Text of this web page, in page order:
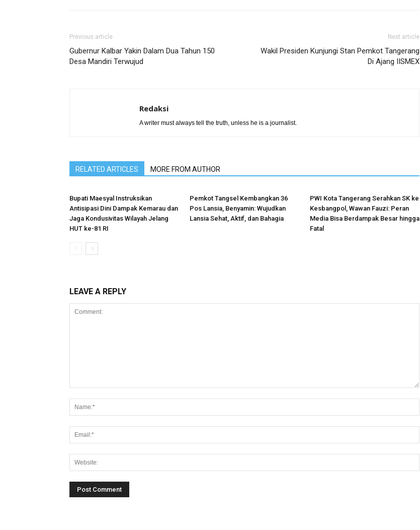
Previous article
Gubernur Kalbar Yakin Dalam Dua Tahun 150
Desa Mandiri Terwujud
Next article
Wakil Presiden Kunjungi Stan Pemkot Tangerang
Di Ajang IISMEX
Redaksi
A writer must always tell the truth, unless he is a journalist.
RELATED ARTICLES MORE FROM AUTHOR
Bupati Maesyal Instruksikan
Antisipasi Dini Dampak Kemarau dan
Jaga Kondusivitas Wilayah Jelang
HUT ke-81 RI
Pemkot Tangsel Kembangkan 36
Pos Lansia, Benyamin: Wujudkan
Lansia Sehat, Aktif, dan Bahagia
PWI Kota Tangerang Serahkan SK ke
Kesbangpol, Wawan Fauzi: Peran
Media Bisa Berdampak Besar hingga
Fatal
LEAVE A REPLY